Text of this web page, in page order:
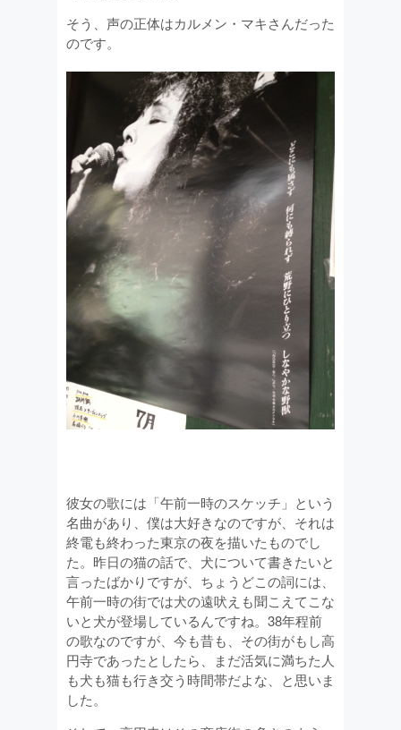
そう、声の正体はカルメン・マキさんだった
のです。
彼女の歌には「午前一時のスケッチ」という
名曲があり、僕は大好きなのですが、それは
終電も終わった東京の夜を描いたものでし
た。昨日の猫の話で、犬について書きたいと
言ったばかりですが、ちょうどこの詞には、
午前一時の街では犬の遠吠えも聞こえてこな
いと犬が登場しているんですね。38年程前
の歌なのですが、今も昔も、その街がもし高
円寺であったとしたら、まだ活気に満ちた人
も犬も猫も行き交う時間帯だよな、と思いま
した。